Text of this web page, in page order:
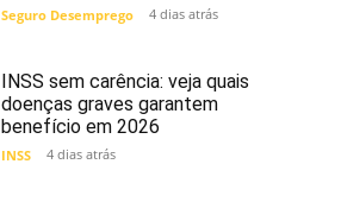
Seguro Desemprego 4 dias atrás
INSS sem carência: veja quais
doenças graves garantem
benefício em 2026
INSS 4 dias atrás